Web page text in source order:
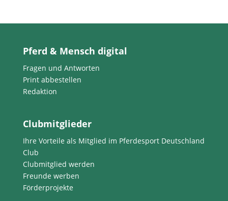
Pferd & Mensch digital
Fragen und Antworten
Print abbestellen
Redaktion
Clubmitglieder
Ihre Vorteile als Mitglied im Pferdesport Deutschland
Club
Clubmitglied werden
Freunde werben
Förderprojekte